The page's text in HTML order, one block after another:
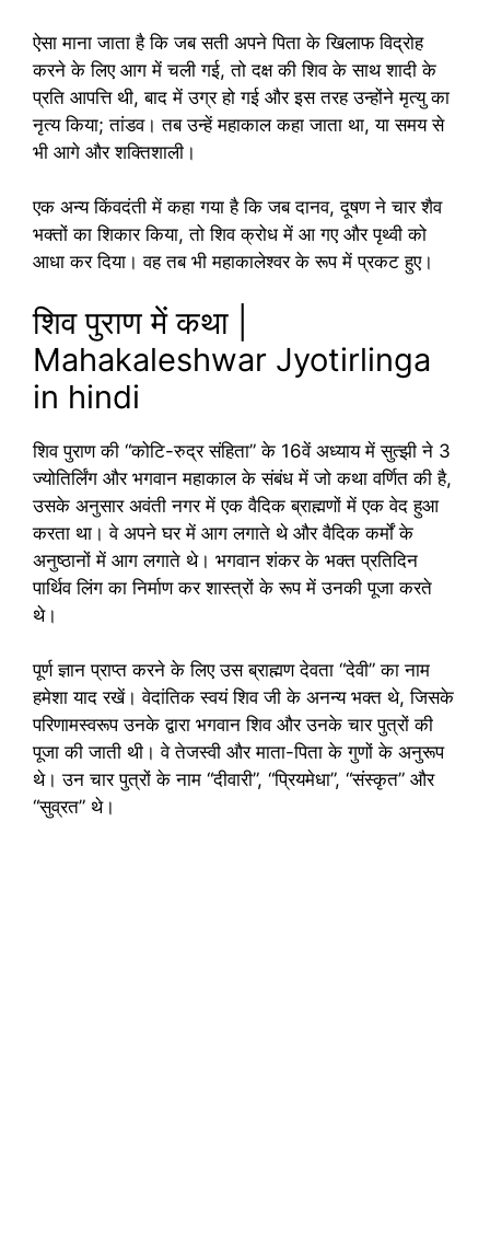
ऐसा माना जाता है कि जब सती अपने पिता के खिलाफ विद्रोह
करने के लिए आग में चली गई, तो दक्ष की शिव के साथ शादी के
प्रति आपत्ति थी, बाद में उग्र हो गई और इस तरह उन्होंने मृत्यु का
नृत्य किया; तांडव। तब उन्हें महाकाल कहा जाता था, या समय से
भी आगे और शक्तिशाली।
एक अन्य किंवदंती में कहा गया है कि जब दानव, दूषण ने चार शैव
भक्तों का शिकार किया, तो शिव क्रोध में आ गए और पृथ्वी को
आधा कर दिया। वह तब भी महाकालेश्वर के रूप में प्रकट हुए।
शिव पुराण में कथा |
Mahakaleshwar Jyotirlinga
in hindi
शिव पुराण की “कोटि-रुद्र संहिता” के 16वें अध्याय में सुत्झी ने 3
ज्योतिर्लिंग और भगवान महाकाल के संबंध में जो कथा वर्णित की है,
उसके अनुसार अवंती नगर में एक वैदिक ब्राह्मणों में एक वेद हुआ
करता था। वे अपने घर में आग लगाते थे और वैदिक कर्मों के
अनुष्ठानों में आग लगाते थे। भगवान शंकर के भक्त प्रतिदिन
पार्थिव लिंग का निर्माण कर शास्त्रों के रूप में उनकी पूजा करते
थे।
पूर्ण ज्ञान प्राप्त करने के लिए उस ब्राह्मण देवता “देवी” का नाम
हमेशा याद रखें। वेदांतिक स्वयं शिव जी के अनन्य भक्त थे, जिसके
परिणामस्वरूप उनके द्वारा भगवान शिव और उनके चार पुत्रों की
पूजा की जाती थी। वे तेजस्वी और माता-पिता के गुणों के अनुरूप
थे। उन चार पुत्रों के नाम “दीवारी”, “प्रियमेधा”, “संस्कृत” और
“सुव्रत” थे।